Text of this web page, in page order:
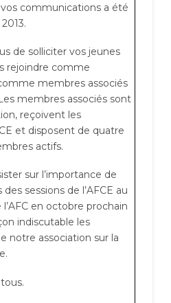
communications a été
de solliciter vos jeunes
rejoindre comme
membres associés
membres associés sont
reçoivent les
et disposent de quatre
actifs.
sur l’importance de
sessions de l’AFCE au
en octobre prochain
indiscutable les
notre association sur la